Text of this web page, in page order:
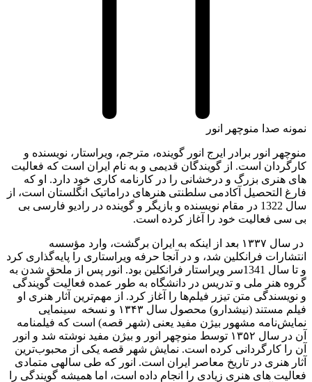
صدا منوچهر انور
انور برادر ایرج انور گوینده، مترجم، ویراستار، نویسنده و
است. از گویندگان قدیمی و به نام ایران است که فعالیت
هنری بزرگ و درخشانی را در کارنامه کاری خود دارد. او که
التحصیل آکادمی سلطنتی هنرهای دراماتیک انگلستان است، از
سال 1322 در مقام نویسنده و بازیگر و گوینده در رادیو فارسی بی
فعالیت خود را آغاز کرده است.
در سال ۱۳۳۷ بعد از اینکه به ایران برگشت، وارد مؤسسه
فرانکلین شد، و در آنجا حرفه ویراستاری را پایه‌گذاری کرد
و تا سال 1341سر ویراستار فرانکلین بود. انور پس از ملحق شدن به
هنر ملی و تدریس در دانشگاه به‌ طور عمده فعالیت گویندگی
متن تیزر فیلم‌ها را آغاز کرد. از مهم‌ترین آثار هنری او
فیلم مستند (نیشدارو) محصول سال ۱۳۴۳ و نسخه سینمایی
مشهور بیژن مفید یعنی (شهر قصه) است که فیلمنامه
آن در سال ۱۳۵۲ توسط منوچهر انور و بیژن مفید نوشته شد و انور
کارگردانی کرده است. نمایش شهر قصه یکی از محبوب‌ترین
هنری در تاریخ معاصر ایران است. انور که طی سالهی متمادی
های هنری زیادی را انجام داده است، اما همیشه گویندگی را